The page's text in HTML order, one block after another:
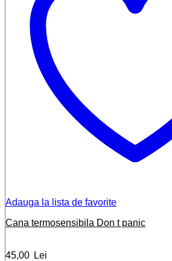
Adauga la lista de favorite
Cana termosensibila Don t panic
45,00 Lei